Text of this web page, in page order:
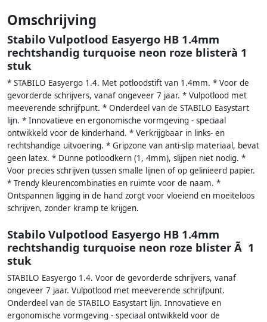
Omschrijving
Stabilo Vulpotlood Easyergo HB 1.4mm
rechtshandig turquoise neon roze blisterà 1
stuk
* STABILO Easyergo 1.4. Met potloodstift van 1.4mm. * Voor de
gevorderde schrijvers, vanaf ongeveer 7 jaar. * Vulpotlood met
meeverende schrijfpunt. * Onderdeel van de STABILO Easystart
lijn. * Innovatieve en ergonomische vormgeving - speciaal
ontwikkeld voor de kinderhand. * Verkrijgbaar in links- en
rechtshandige uitvoering. * Gripzone van anti-slip materiaal, bevat
geen latex. * Dunne potloodkern (1, 4mm), slijpen niet nodig. *
Voor precies schrijven tussen smalle lijnen of op gelinieerd papier.
* Trendy kleurencombinaties en ruimte voor de naam. *
Ontspannen ligging in de hand zorgt voor vloeiend en moeiteloos
schrijven, zonder kramp te krijgen.
Stabilo Vulpotlood Easyergo HB 1.4mm
rechtshandig turquoise neon roze blister Ã 1
stuk
STABILO Easyergo 1.4. Voor de gevorderde schrijvers, vanaf
ongeveer 7 jaar. Vulpotlood met meeverende schrijfpunt.
Onderdeel van de STABILO Easystart lijn. Innovatieve en
ergonomische vormgeving - speciaal ontwikkeld voor de